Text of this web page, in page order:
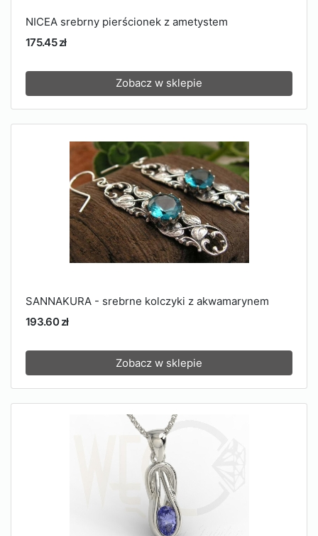
NICEA srebrny pierścionek z ametystem
175.45 zł
Zobacz w sklepie
SANNAKURA - srebrne kolczyki z akwamarynem
193.60 zł
Zobacz w sklepie